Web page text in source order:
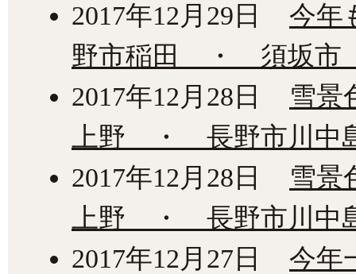
2017年12月29日
今年
野市稲田 ・ 須坂
2017年12月28日
雪景
上野 ・ 長野市川中
2017年12月28日
雪景
上野 ・ 長野市川中
2017年12月27日
今年